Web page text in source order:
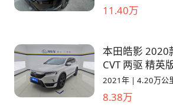
11.40万
本田皓影 2020
CVT 两驱 精英
2021年 | 4.20万公
8.38万